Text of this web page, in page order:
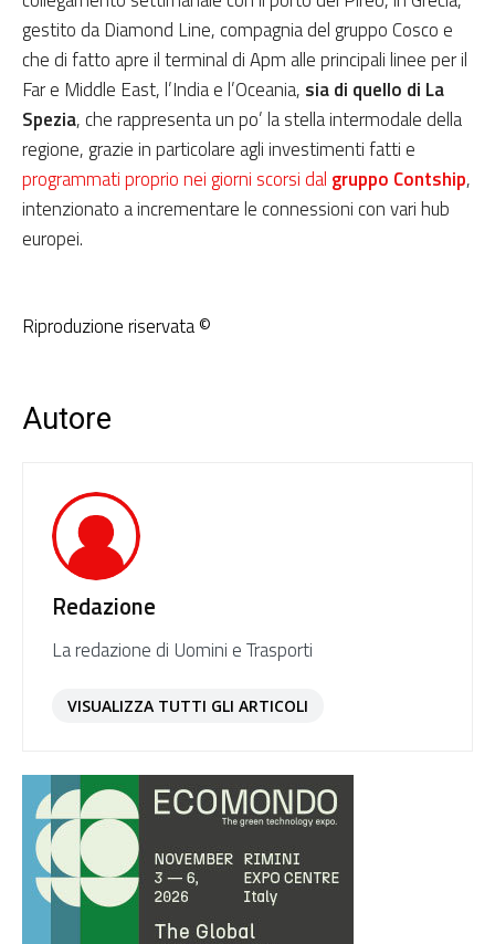
gestito da Diamond Line, compagnia del gruppo Cosco e
che di fatto apre il terminal di Apm alle principali linee per il
Far e Middle East, l’India e l’Oceania, sia di quello di La
Spezia, che rappresenta un po’ la stella intermodale della
regione, grazie in particolare agli investimenti fatti e
programmati proprio nei giorni scorsi dal gruppo Contship,
intenzionato a incrementare le connessioni con vari hub
europei.
Riproduzione riservata ©
Autore
Redazione
La redazione di Uomini e Trasporti
VISUALIZZA TUTTI GLI ARTICOLI